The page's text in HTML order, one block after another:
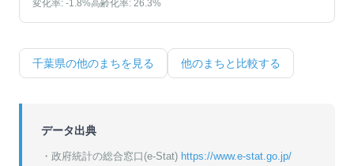
変化率: -1.8%高齢化率: 26.3%
千葉県の他のまちを見る 他のまちと比較する
データ出典
・政府統計の総合窓口(e-Stat) https://www.e-stat.go.jp/